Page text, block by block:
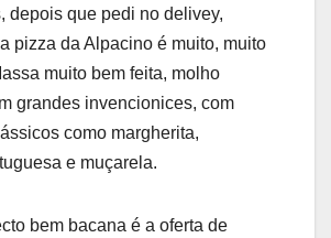
depois que pedi no delivey,
pizza da Alpacino é muito, muito
muito bem feita, molho
grandes invencionices, com
como margherita,
e muçarela.
bem bacana é a oferta de